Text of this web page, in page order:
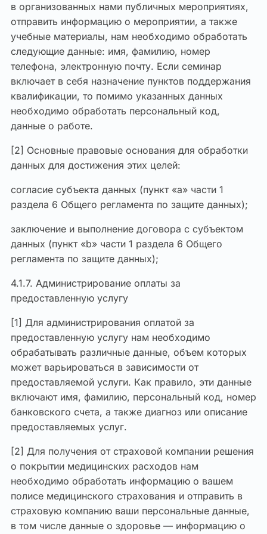
в организованных нами публичных мероприятиях,
отправить информацию о мероприятии, а также
учебные материалы, нам необходимо обработать
следующие данные: имя, фамилию, номер
телефона, электронную почту. Если семинар
включает в себя назначение пунктов поддержания
квалификации, то помимо указанных данных
необходимо обработать персональный код,
данные о работе.
[2] Основные правовые основания для обработки
данных для достижения этих целей:
согласие субъекта данных (пункт «a» части 1
раздела 6 Общего регламента по защите данных);
заключение и выполнение договора с субъектом
данных (пункт «b» части 1 раздела 6 Общего
регламента по защите данных);
4.1.7. Администрирование оплаты за
предоставленную услугу
[1] Для администрирования оплатой за
предоставленную услугу нам необходимо
обрабатывать различные данные, объем которых
может варьироваться в зависимости от
предоставляемой услуги. Как правило, эти данные
включают имя, фамилию, персональный код, номер
банковского счета, а также диагноз или описание
предоставляемых услуг.
[2] Для получения от страховой компании решения
о покрытии медицинских расходов нам
необходимо обработать информацию о вашем
полисе медицинского страхования и отправить в
страховую компанию ваши персональные данные,
в том числе данные о здоровье — информацию о